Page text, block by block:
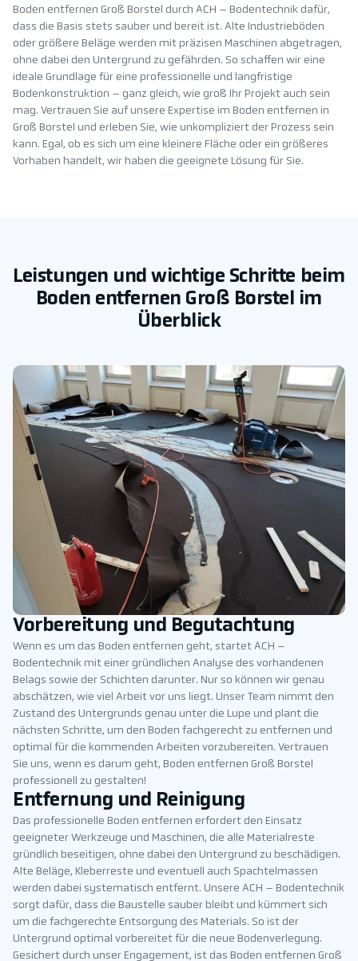
Boden entfernen Groß Borstel durch ACH – Bodentechnik dafür,
dass die Basis stets sauber und bereit ist. Alte Industrieböden
oder größere Beläge werden mit präzisen Maschinen abgetragen,
ohne dabei den Untergrund zu gefährden. So schaffen wir eine
ideale Grundlage für eine professionelle und langfristige
Bodenkonstruktion – ganz gleich, wie groß Ihr Projekt auch sein
mag. Vertrauen Sie auf unsere Expertise im Boden entfernen in
Groß Borstel und erleben Sie, wie unkompliziert der Prozess sein
kann. Egal, ob es sich um eine kleinere Fläche oder ein größeres
Vorhaben handelt, wir haben die geeignete Lösung für Sie.
Leistungen und wichtige Schritte beim
Boden entfernen Groß Borstel im
Überblick
Vorbereitung und Begutachtung
Wenn es um das Boden entfernen geht, startet ACH –
Bodentechnik mit einer gründlichen Analyse des vorhandenen
Belags sowie der Schichten darunter. Nur so können wir genau
abschätzen, wie viel Arbeit vor uns liegt. Unser Team nimmt den
Zustand des Untergrunds genau unter die Lupe und plant die
nächsten Schritte, um den Boden fachgerecht zu entfernen und
optimal für die kommenden Arbeiten vorzubereiten. Vertrauen
Sie uns, wenn es darum geht, Boden entfernen Groß Borstel
professionell zu gestalten!
Entfernung und Reinigung
Das professionelle Boden entfernen erfordert den Einsatz
geeigneter Werkzeuge und Maschinen, die alle Materialreste
gründlich beseitigen, ohne dabei den Untergrund zu beschädigen.
Alte Beläge, Kleberreste und eventuell auch Spachtelmassen
werden dabei systematisch entfernt. Unsere ACH – Bodentechnik
sorgt dafür, dass die Baustelle sauber bleibt und kümmert sich
um die fachgerechte Entsorgung des Materials. So ist der
Untergrund optimal vorbereitet für die neue Bodenverlegung.
Gesichert durch unser Engagement, ist das Boden entfernen Groß